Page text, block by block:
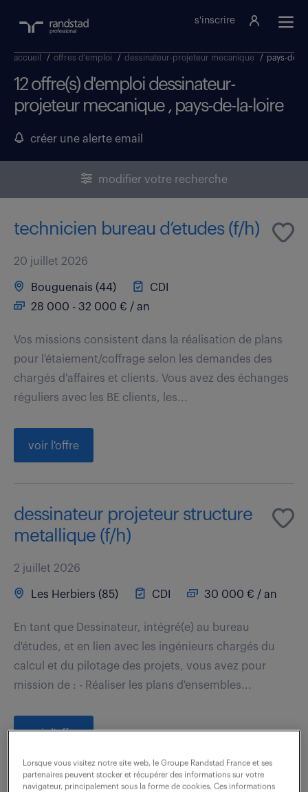
s'inscrire
accueil / offres d'emploi / dessinateur-projeteur mecanique / pays-de-
12 offre(s) d'emploi dessinateur-
projeteur mecanique , pays-de-la-loire
créer une alerte email
modifier votre recherche
technicien bureau d’etudes (f/h)
20 juillet 2026
Bouguenais (44)
CDI
28 000 - 32 000 € / an
Vos missions consistent dans la réalisation de plans
pour l'étaiement/coffrage selon les demandes des
chargés d'affaires et clients. Vous avez des échanges
réguliers avec les BE clients, les...
voir l'offre
dessinateur projeteur structure
metallique (f/h)
2 juillet 2026
Les Herbiers (85) CDI 30 000 € / an
En tant que Dessinateur, intégré(e) au bureau
d'études, et en lien avec les ingénieurs chargés du
calcul et du pilotage des projets, vous avez pour
mission de : - Réaliser les plans d'ensembles...
voir l'offre
Lorsque vous visitez notre site web, le Groupe Randstad France et ses
partenaires peuvent stocker et récupérer des informations sur votre
navigateur, principalement sous la forme de cookies. Ces informations